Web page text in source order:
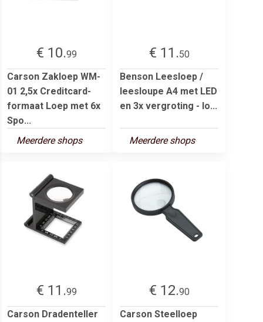
€ 10.99
Carson Zakloep WM-
01 2,5x Creditcard-
formaat Loep met 6x
Spo...
Meerdere shops
€ 11.50
Benson Leesloep /
leesloupe A4 met LED
en 3x vergroting - lo...
Meerdere shops
€ 11.99
Carson Dradenteller
€ 12.90
Carson Steelloep